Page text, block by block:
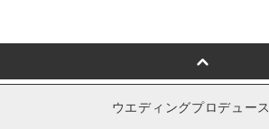
ウエディングプロデュース